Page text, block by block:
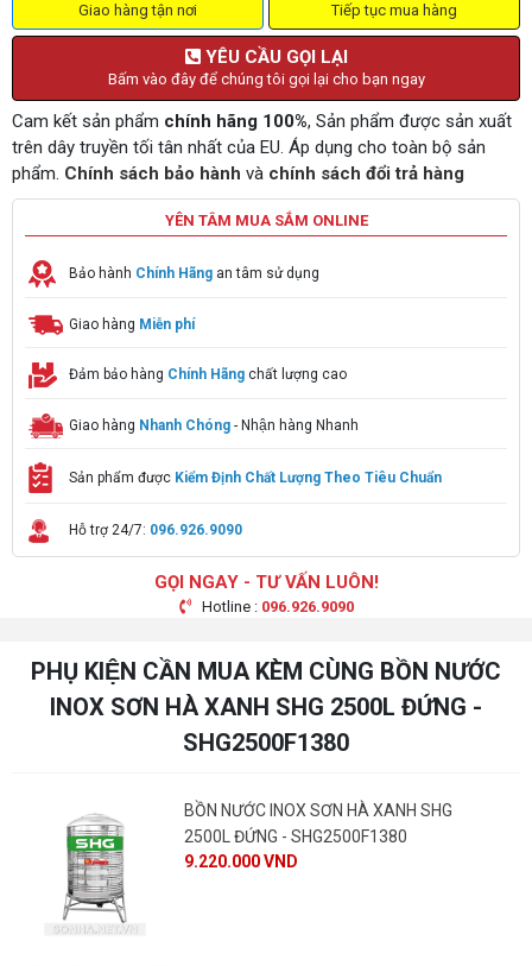
Giao hàng tận nơi Tiếp tục mua hàng
YÊU CẦU GỌI LẠI
Bấm vào đây để chúng tôi gọi lại cho bạn ngay
Cam kết sản phẩm chính hãng 100%, Sản phẩm được sản xuất
trên dây truyền tối tân nhất của EU. Áp dụng cho toàn bộ sản
phẩm. Chính sách bảo hành và chính sách đổi trả hàng
YÊN TÂM MUA SẮM ONLINE
Bảo hành Chính Hãng an tâm sử dụng
Giao hàng Miễn phí
Đảm bảo hàng Chính Hãng chất lượng cao
Giao hàng Nhanh Chóng - Nhận hàng Nhanh
Sản phẩm được Kiểm Định Chất Lượng Theo Tiêu Chuẩn
Hỗ trợ 24/7: 096.926.9090
GỌI NGAY - TƯ VẤN LUÔN!
Hotline : 096.926.9090
PHỤ KIỆN CẦN MUA KÈM CÙNG BỒN NƯỚC
INOX SƠN HÀ XANH SHG 2500L ĐỨNG -
SHG2500F1380
BỒN NƯỚC INOX SƠN HÀ XANH SHG
2500L ĐỨNG - SHG2500F1380
9.220.000 VND